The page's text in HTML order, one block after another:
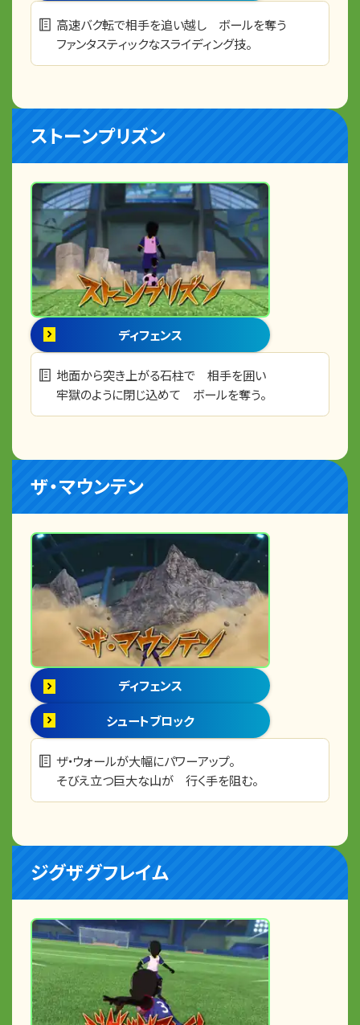
高速バク転で相手を追い越し ボールを奪う
ファンタスティックなスライディング技。
ストーンプリズン
ディフェンス
地面から突き上がる石柱で 相手を囲い
牢獄のように閉じ込めて ボールを奪う。
ザ・マウンテン
ディフェンス
シュートブロック
ザ・ウォールが大幅にパワーアップ。
そびえ立つ巨大な山が 行く手を阻む。
ジグザグフレイム